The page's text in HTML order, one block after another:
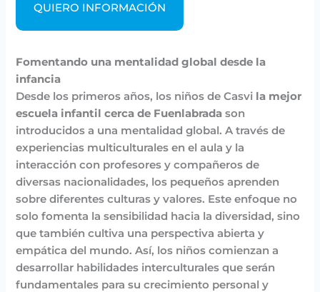
QUIERO INFORMACIÓN
Fomentando una mentalidad global desde la
infancia
Desde los primeros años, los niños de Casvi la mejor
escuela infantil cerca de Fuenlabrada son
introducidos a una mentalidad global. A través de
experiencias multiculturales en el aula y la
interacción con profesores y compañeros de
diversas nacionalidades, los pequeños aprenden
sobre diferentes culturas y valores. Este enfoque no
solo fomenta la sensibilidad hacia la diversidad, sino
que también cultiva una perspectiva abierta y
empática del mundo. Así, los niños comienzan a
desarrollar habilidades interculturales que serán
fundamentales para su crecimiento personal y